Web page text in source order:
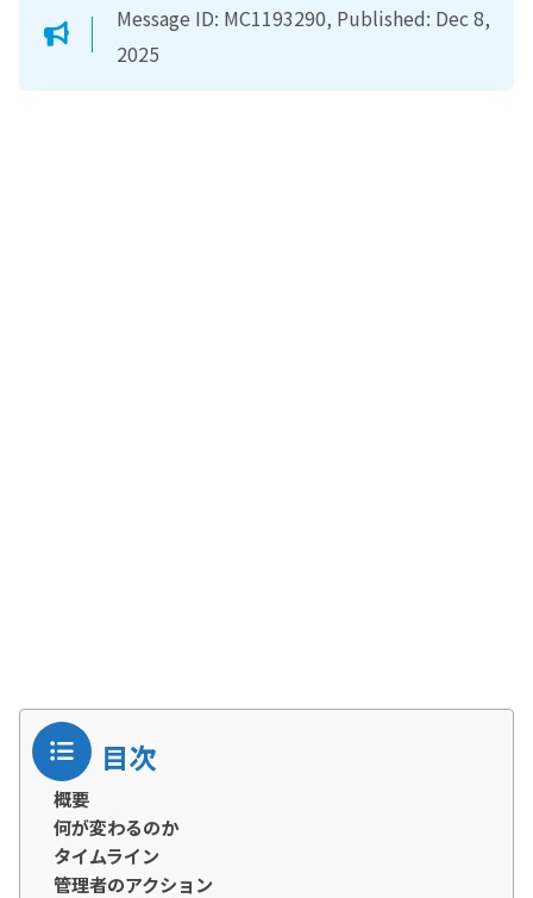
Message ID: MC1193290, Published: Dec 8,
2025
目次
概要
何が変わるのか
タイムライン
管理者のアクション